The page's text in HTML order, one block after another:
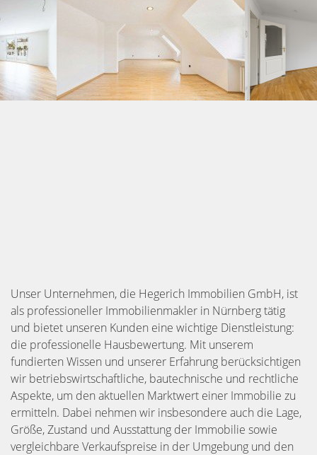
Unser Unternehmen, die Hegerich Immobilien GmbH, ist
als professioneller Immobilienmakler in Nürnberg tätig
und bietet unseren Kunden eine wichtige Dienstleistung:
die professionelle Hausbewertung. Mit unserem
fundierten Wissen und unserer Erfahrung berücksichtigen
wir betriebswirtschaftliche, bautechnische und rechtliche
Aspekte, um den aktuellen Marktwert einer Immobilie zu
ermitteln. Dabei nehmen wir insbesondere auch die Lage,
Größe, Zustand und Ausstattung der Immobilie sowie
vergleichbare Verkaufspreise in der Umgebung und den